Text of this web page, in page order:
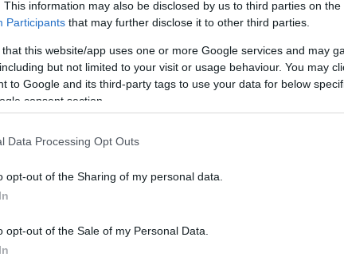
This information may also be disclosed by us to third parties on the
Participants that may further disclose it to other third parties.
that this website/app uses one or more Google services and may
but not limited to your visit or usage behaviour. You may
to Google and its third-party tags to use your data for below
consent section.
Data Processing Opt Outs
opt-out of the Sharing of my personal data.
opt-out of the Sale of my Personal Data.
bármilyen világot megteremthet. Josep Zara,
adott gazdasági és élménytervezési előnyt.
ekkora egybefüggő területet találni, ami jó áron
hogy amikor egy vendég elindul lefelé a lépcsőn a
– mondta Josep Zara, a
szerepet kap. A vendég nem egyszerűen belép egy
és a megszokott városi környezetet. Ez a váltás
éppen az, hogy a látogató néhány órára